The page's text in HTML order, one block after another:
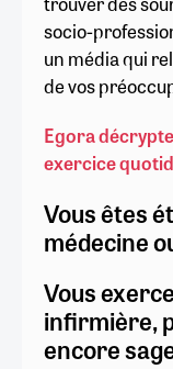
socio-
un média qui
de vos
Egora
exercice
Vous êtes
médecine
Vous
infirmière,
encore